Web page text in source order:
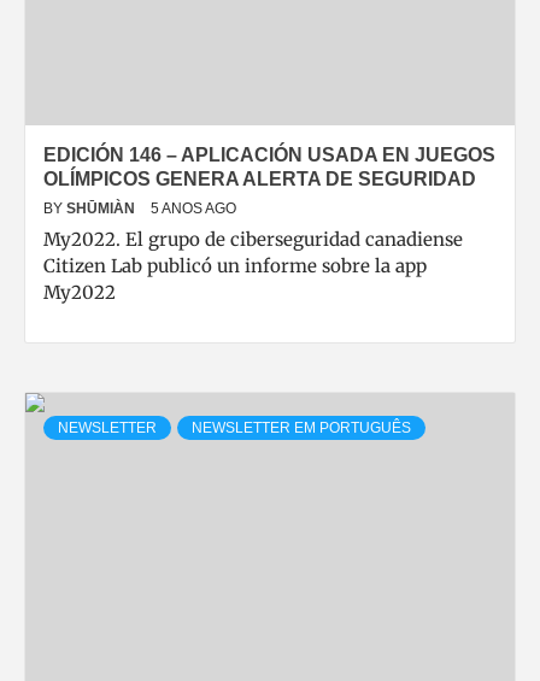
EDICIÓN 146 – APLICACIÓN USADA EN JUEGOS
OLÍMPICOS GENERA ALERTA DE SEGURIDAD
BY SHŪMIÀN 5 ANOS AGO
My2022. El grupo de ciberseguridad canadiense
Citizen Lab publicó un informe sobre la app
My2022
NEWSLETTER NEWSLETTER EM PORTUGUÊS